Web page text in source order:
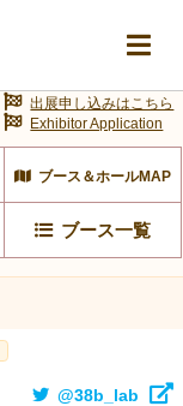
ブース＆ホールMAP
ブース一覧
出展申し込みはこちら
Exhibitor Application
@38b_lab